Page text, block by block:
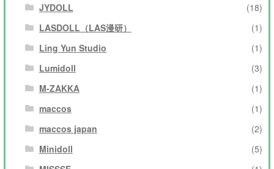
JYDOLL
(18)
LASDOLL（LAS漫研）
(1)
Ling Yun Studio
(1)
Lumidoll
(3)
M-ZAKKA
(1)
maccos
(1)
maccos japan
(2)
Minidoll
(5)